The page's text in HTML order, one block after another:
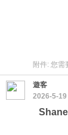
附件: 您需
遊客
2026-5-